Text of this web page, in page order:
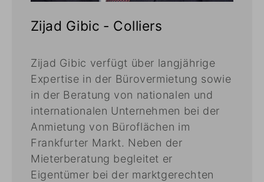
Zijad Gibic - Colliers
Zijad Gibic verfügt über langjährige
Expertise in der Bürovermietung sowie
in der Beratung von nationalen und
internationalen Unternehmen bei der
Anmietung von Büroflächen im
Frankfurter Markt. Neben der
Mieterberatung begleitet er
Eigentümer bei der marktgerechten